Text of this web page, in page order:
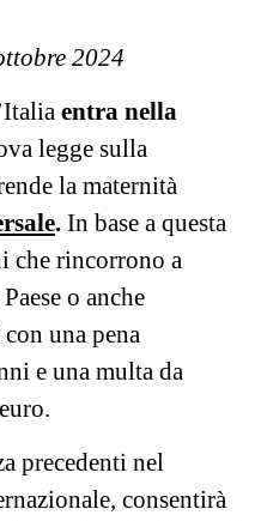
2024
entra nella
legge sulla
la maternità
. In base a questa
che rincorrono a
o anche
una pena
e una multa da
precedenti nel
consentirà